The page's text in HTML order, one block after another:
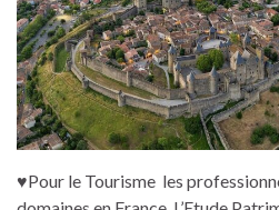
♥Pour le Tourisme les